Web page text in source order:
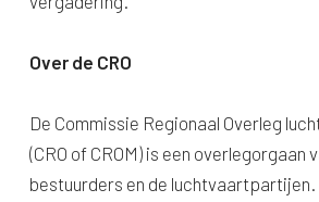
Over de CRO
De Commissie Regionaal Overleg
(CRO of CROM) is een overlegorgaan
bestuurders en de luchtvaartpartijen.